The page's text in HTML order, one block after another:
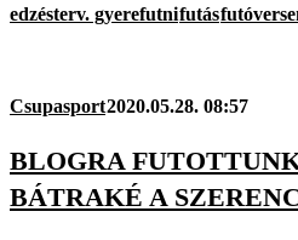
edzésterv. gyerefutnifutás
Csupasport2020.05.28. 08:57
BLOGRA
BÁTRAKÉ A